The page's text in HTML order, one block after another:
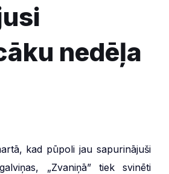
nedēļa
kad pūpoli jau sapurinājuši
„Zvaniņā” tiek svinēti